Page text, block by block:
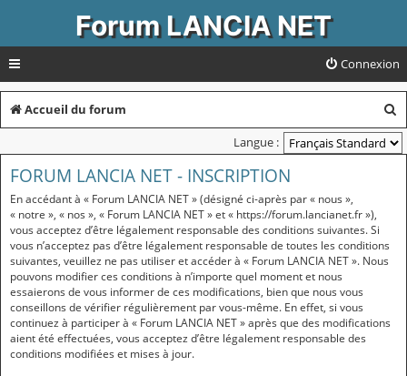
Forum LANCIA NET
Connexion
Accueil du forum
e
Langue :
FORUM LANCIA NET - INSCRIPTION
En accédant à « Forum LANCIA NET » (désigné ci-après par « nous »,
« notre », « nos », « Forum LANCIA NET » et « https://forum.lancianet.fr »),
vous acceptez d’être légalement responsable des conditions suivantes. Si
vous n’acceptez pas d’être légalement responsable de toutes les conditions
suivantes, veuillez ne pas utiliser et accéder à « Forum LANCIA NET ». Nous
pouvons modifier ces conditions à n’importe quel moment et nous
essaierons de vous informer de ces modifications, bien que nous vous
conseillons de vérifier régulièrement par vous-même. En effet, si vous
continuez à participer à « Forum LANCIA NET » après que des modifications
aient été effectuées, vous acceptez d’être légalement responsable des
conditions modifiées et mises à jour.